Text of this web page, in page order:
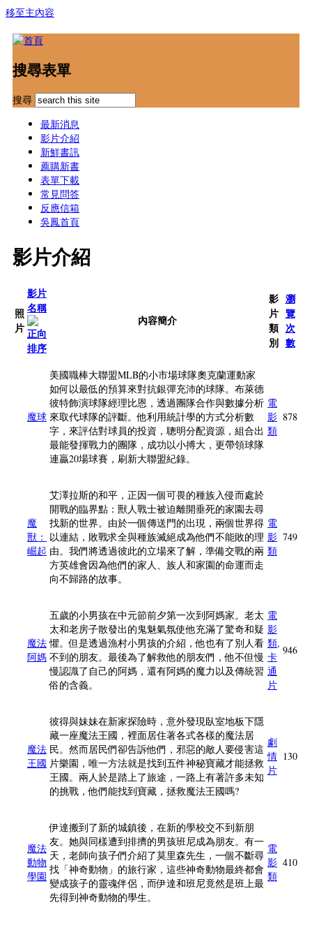
移至主內容
搜尋表單
搜尋
最新消息
影片介紹
新鮮書訊
薦購新書
表單下載
常見問答
反應信箱
吳鳳首頁
影片介紹
照
片
影片
名稱
內容簡介
影
片
類
別
瀏
覽
次
數
魔球
美國職棒大聯盟MLB的小市場球隊奧克蘭運動家
如何以最低的預算來對抗銀彈充沛的球隊。布萊德
彼特飾演球隊經理比恩，透過團隊合作與數據分析
來取代球隊的評斷。他利用統計學的方式分析數
字，來評估對球員的投資，聰明分配資源，組合出
最能發揮戰力的團隊，成功以小搏大，更帶領球隊
連贏20場球賽，刷新大聯盟紀錄。
電
影
類
878
魔
獸：
崛起
艾澤拉斯的和平，正因一個可畏的種族入侵而處於
開戰的臨界點：獸人戰士被迫離開垂死的家園去尋
找新的世界。由於一個傳送門的出現，兩個世界得
以連結，敗戰求全與種族滅絕成為他們不能敗的理
由。我們將透過彼此的立場來了解，準備交戰的兩
方英雄會因為他們的家人、族人和家園的命運而走
向不歸路的故事。
電
影
類
749
魔法
阿媽
五歲的小男孩在中元節前夕第一次到阿媽家。老太
太和老房子散發出的鬼魅氣氛使他充滿了驚奇和疑
懼。但是透過漁村小男孩的介紹，他也有了別人看
不到的朋友。最後為了解救他的朋友們，他不但慢
慢認識了自己的阿媽，還有阿媽的魔力以及傳統習
俗的含義。
電
影
類,
卡
通
片
946
魔法
王國
彼得與妹妹在新家探險時，意外發現臥室地板下隱
藏一座魔法王國，裡面居住著各式各樣的魔法居
民。然而居民們卻告訴他們，邪惡的敵人要侵害這
片樂園，唯一方法就是找到五件神秘寶藏才能拯救
王國。兩人於是踏上了旅途，一路上有著許多未知
的挑戰，他們能找到寶藏，拯救魔法王國嗎?
劇
情
片
130
魔法
動物
學園
伊達搬到了新的城鎮後，在新的學校交不到新朋
友。她與同樣遭到排擠的男孩班尼成為朋友。有一
天，老師向孩子們介紹了莫里森先生，一個不斷尋
找「神奇動物」的旅行家，這些神奇動物最終都會
變成孩子的靈魂伴侶，而伊達和班尼竟然是班上最
先得到神奇動物的學生。
電
影
類
410